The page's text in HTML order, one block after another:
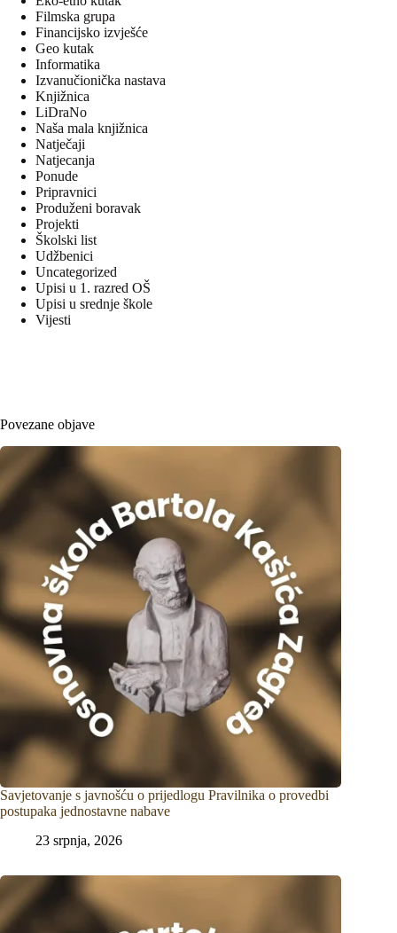
Filmska grupa
Financijsko izvješće
Geo kutak
Informatika
Izvanučionička nastava
Knjižnica
LiDraNo
Naša mala knjižnica
Natječaji
Natjecanja
Ponude
Pripravnici
Produženi boravak
Projekti
Školski list
Udžbenici
Uncategorized
Upisi u 1. razred OŠ
Upisi u srednje škole
Vijesti
Povezane objave
Savjetovanje s javnošću o prijedlogu Pravilnika o provedbi
postupaka jednostavne nabave
23 srpnja, 2026